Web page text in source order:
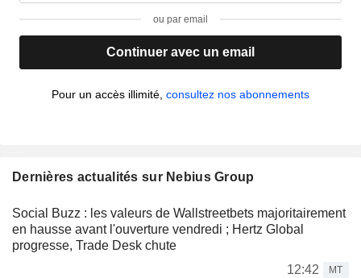
ou par email
Continuer avec un email
Pour un accès illimité, consultez nos abonnements
Dernières actualités sur Nebius Group
Social Buzz : les valeurs de Wallstreetbets majoritairement
en hausse avant l'ouverture vendredi ; Hertz Global
progresse, Trade Desk chute
12:42
MT